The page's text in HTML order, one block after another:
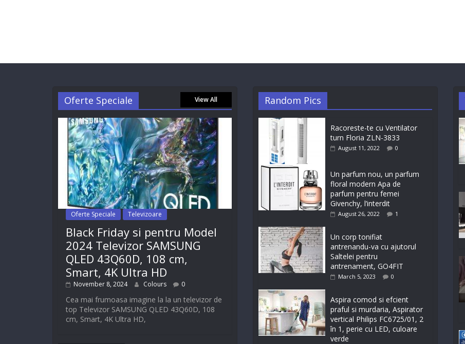
Oferte Speciale View All
Oferte Speciale Televizoare
Black Friday si pentru Model
2024 Televizor SAMSUNG
QLED 43Q60D, 108 cm,
Smart, 4K Ultra HD
November 8, 2024 Colours 0
Cea mai frumoasa imagine la la un televizor de
top Televizor SAMSUNG QLED 43Q60D, 108
cm, Smart, 4K Ultra HD,
Random Pics
Racoreste-te cu Ventilator
turn Floria ZLN-3833
August 11, 2022 0
Un parfum nou, un parfum
floral modern Apa de
parfum pentru femei
Givenchy, l’interdit
August 26, 2022 1
Un corp tonifiat
antrenandu-va cu ajutorul
Saltelei pentru
antrenament, GO4FIT
March 5, 2023 0
Aspira comod si efcient
praful si murdaria, Aspirator
vertical Philips FC6725/01, 2
în 1, perie cu LED, culoare
verde